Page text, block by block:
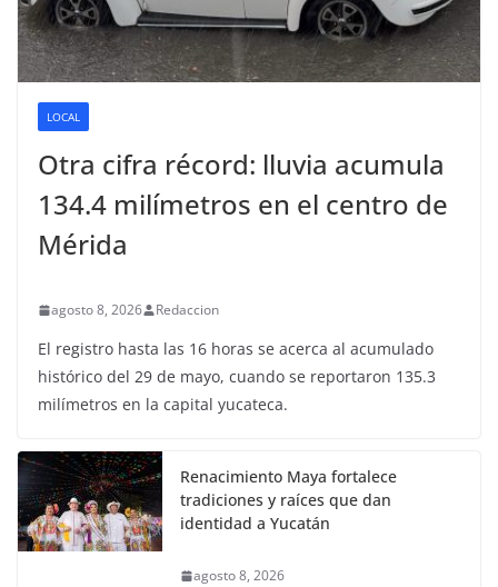
LOCAL
Otra cifra récord: lluvia acumula
134.4 milímetros en el centro de
Mérida
agosto 8, 2026 Redaccion
El registro hasta las 16 horas se acerca al acumulado
histórico del 29 de mayo, cuando se reportaron 135.3
milímetros en la capital yucateca.
Renacimiento Maya fortalece
tradiciones y raíces que dan
identidad a Yucatán
agosto 8, 2026